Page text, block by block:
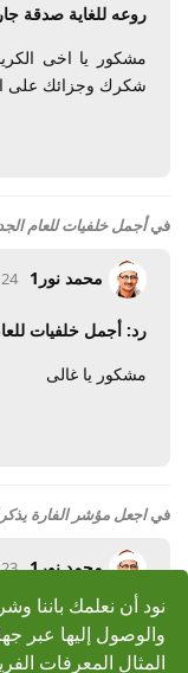
نود أن نعلمك باننا
والوصول إليها عبر
المثال المعرفات
روعه للغاية صدقة
مشكور يا اخى
شكرك وجزائك على
فيأجمل خلفيات للعام الجديد 2011 كل عام
محمد نور1 24 يناير 2011
رد: أجمل خلفيات للعام الجديد 2011
مشكور يا غالى
فياجعل مؤشر الفارة
محمد نور1 23 يناير 2011
رد: اجعل مؤشر
مشكور يا شيخ العرب